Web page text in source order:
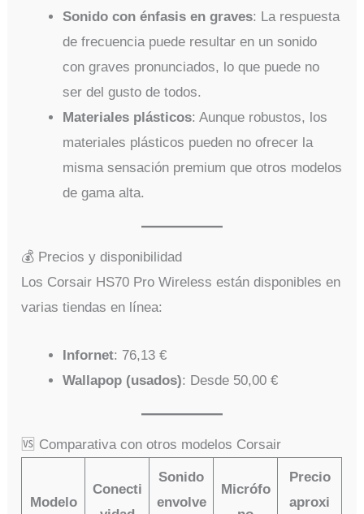
Sonido con énfasis en graves: La respuesta
de frecuencia puede resultar en un sonido
con graves pronunciados, lo que puede no
ser del gusto de todos.
Materiales plásticos: Aunque robustos, los
materiales plásticos pueden no ofrecer la
misma sensación premium que otros modelos
de gama alta.
💰 Precios y disponibilidad
Los Corsair HS70 Pro Wireless están disponibles en
varias tiendas en línea:
Infornet: 76,13 €
Wallapop (usados): Desde 50,00 €
🆚 Comparativa con otros modelos Corsair
Modelo
Conecti
Sonido
envolve
Micrófo
Precio
aproxi